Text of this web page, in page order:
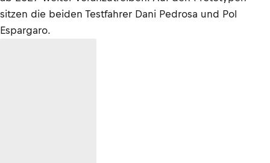
sitzen die beiden Testfahrer Dani Pedrosa und Pol
Espargaro.